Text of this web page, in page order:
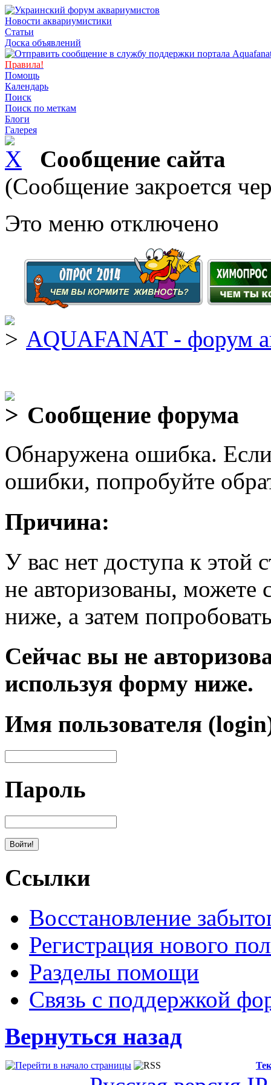
Новости аквариумистики
Статьи
Доска объявлений
Правила!
Помощь
Календарь
Поиск
Поиск по меткам
Блоги
Галерея
Сообщение сайта
(Сообщение закроется
Это меню отключено
AQUAFANAT - форум
Сообщение форума
Обнаружена ошибка.
ошибки, попробуйте
Причина:
У вас нет доступа к
не авторизованы, можете
ниже, а затем
Сейчас вы не
используя форму ниже.
Имя пользователя
Пароль
Ссылки
Восстановление
Регистрация нового
Разделы помощи
Связь с поддержкой
Вернуться назад